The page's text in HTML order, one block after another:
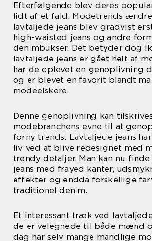
Efterfølgende blev deres
lidt af et fald. Modetrends
lavtaljede jeans blev gradvist
high-waisted jeans og andre
denimbukser. Det betyder dog
lavtaljede jeans er gået helt af
har de oplevet en genoplivning
og er blevet en favorit blandt
modeelskere.
Denne genoplivning kan tilskrives
modebranchens evne til at
forny trends. Lavtaljede jeans
liv ved at blive redesignet med
trendy detaljer. Man kan nu
jeans med frayed kanter,
effekter og endda forskellige
traditionel denim.
Et interessant træk ved lavtaljede
de er velegnede til både mænd
dag har selv mange mandlige